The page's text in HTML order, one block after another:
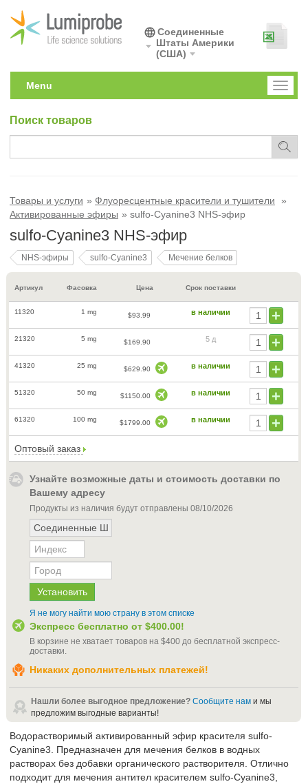
Соединенные
Штаты Америки
(США)
Toggle
Menu
Поиск товаров
Товары и услуги
Флуоресцентные красители и тушители
Активированные эфиры
sulfo-Cyanine3 NHS-эфир
sulfo-Cyanine3 NHS-эфир
NHS-эфиры sulfo-Cyanine3 Мечение белков
Артикул Фасовка Цена Срок поставки
11320 1 mg $93.99 в наличии
21320 5 mg $169.90 5 д
41320 25 mg $629.90 в наличии
51320 50 mg $1150.00 в наличии
61320 100 mg $1799.00 в наличии
Оптовый заказ
Узнайте возможные даты и стоимость доставки по
Вашему адресу
Продукты из наличия будут отправлены 08/10/2026
Я не могу найти мою страну в этом списке
Экспресс бесплатно от $400.00!
В корзине не хватает товаров на $400 до бесплатной экспресс-
доставки.
Никаких дополнительных платежей!
Нашли более выгодное предложение? Сообщите нам и мы
предложим выгодные варианты!
Водорастворимый активированный эфир красителя sulfo-
Cyanine3. Предназначен для мечения белков в водных
растворах без добавки органического растворителя. Отлично
подходит для мечения антител красителем sulfo-Cyanine3,